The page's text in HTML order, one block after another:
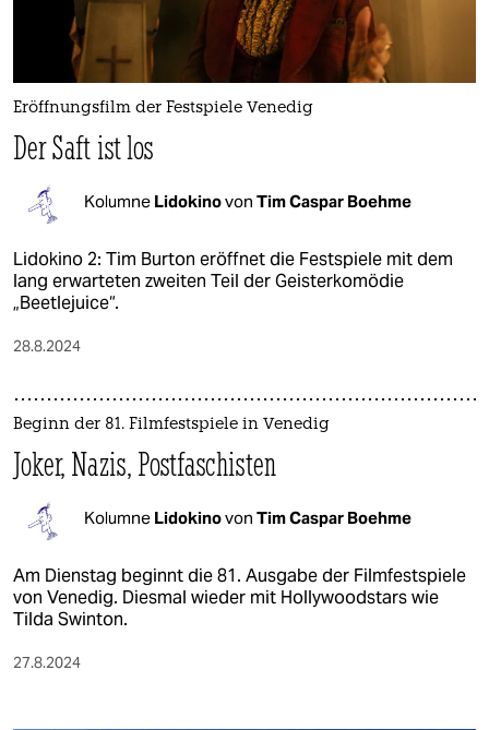
Eröffnungsfilm der Festspiele Venedig
Der Saft ist los
Kolumne Lidokinovon Tim Caspar Boehme
Lidokino 2: Tim Burton eröffnet die Festspiele mit dem
lang erwarteten zweiten Teil der Geisterkomödie
„Beetlejuice“.
28.8.2024
Beginn der 81. Filmfestspiele in Venedig
Joker, Nazis, Postfaschisten
Kolumne Lidokinovon Tim Caspar Boehme
Am Dienstag beginnt die 81. Ausgabe der Filmfestspiele
von Venedig. Diesmal wieder mit Hollywoodstars wie
Tilda Swinton.
27.8.2024